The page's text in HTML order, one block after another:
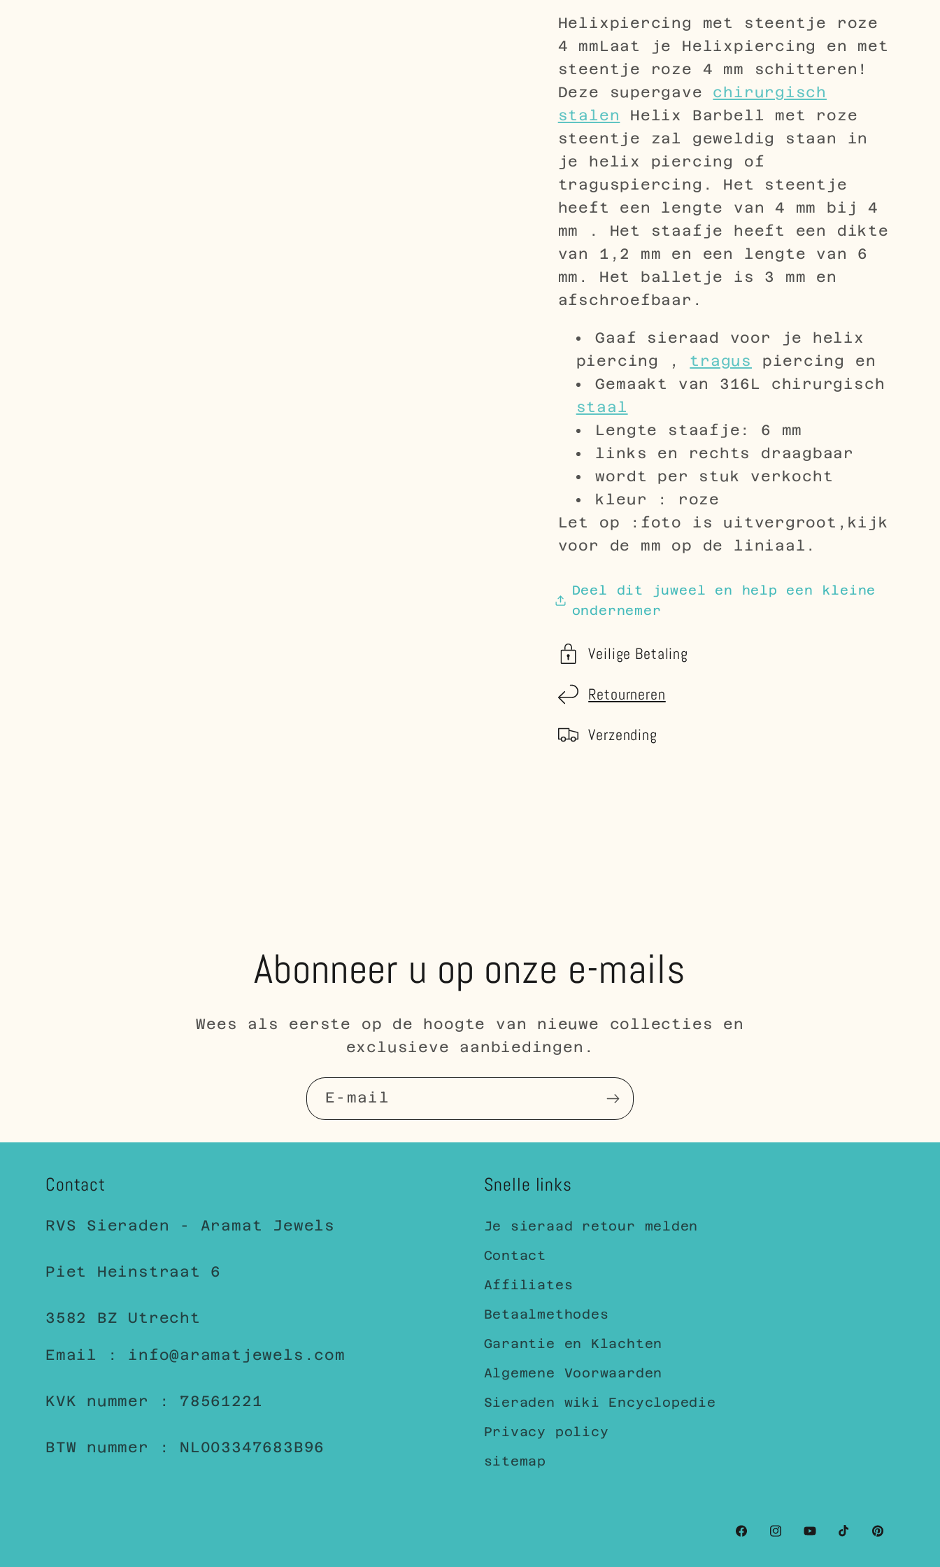
Helixpiercing met steentje roze
4 mmLaat je Helixpiercing en met
steentje roze 4 mm schitteren!
Deze supergave chirurgisch
stalen Helix Barbell met roze
steentje zal geweldig staan in
je helix piercing of
traguspiercing. Het steentje
heeft een lengte van 4 mm bij 4
mm . Het staafje heeft een dikte
van 1,2 mm en een lengte van 6
mm. Het balletje is 3 mm en
afschroefbaar.
Gaaf sieraad voor je helix
piercing , tragus
piercing en
Gemaakt van 316L chirurgisch
staal
Lengte staafje: 6 mm
links en rechts draagbaar
wordt per stuk verkocht
kleur : roze
Let op :foto is uitvergroot,kijk
voor de mm op de liniaal.
Deel dit juweel en help een kleine
ondernemer
Veilige Betaling
Retourneren
Verzending
Abonneer u op onze e-mails
Wees als eerste op de hoogte van nieuwe collecties en
exclusieve aanbiedingen.
E‑mail
Contact
RVS Sieraden - Aramat Jewels
Piet Heinstraat 6
3582 BZ Utrecht
Email : info@aramatjewels.com
KVK nummer : 78561221
BTW nummer : NL003347683B96
Snelle links
Je sieraad retour melden
Contact
Affiliates
Betaalmethodes
Garantie en Klachten
Algemene Voorwaarden
Sieraden wiki Encyclopedie
Privacy policy
sitemap
FacebookInstagram
YouTubeTikTok